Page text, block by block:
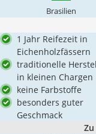
Brasilien
1 Jahr Reifezeit in
Eichenholzfässern
traditionelle
in kleinen Chargen
keine Farbstoffe
besonders guter
Geschmack